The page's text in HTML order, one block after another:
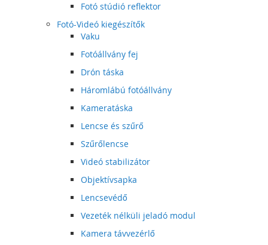
Fotó stúdió reflektor
Fotó-Videó kiegészítők
Vaku
Fotóállvány fej
Drón táska
Háromlábú fotóállvány
Kameratáska
Lencse és szűrő
Szűrőlencse
Videó stabilizátor
Objektívsapka
Lencsevédő
Vezeték nélküli jeladó modul
Kamera távvezérlő